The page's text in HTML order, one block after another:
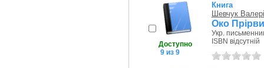
Доступно
9 из 9
Книга
Шевчук
Око
Укр.
ISBN відсутній